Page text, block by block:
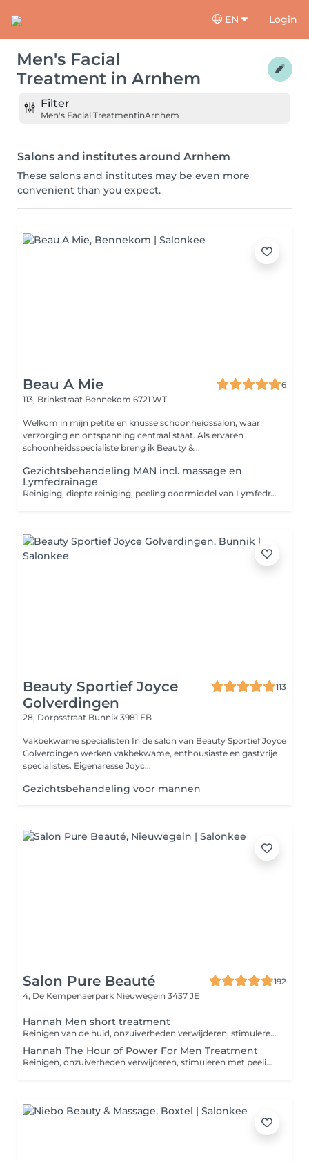
EN Login
Men's Facial
Treatment in Arnhem
Filter
Men's Facial TreatmentinArnhem
Salons and institutes around Arnhem
These salons and institutes may be even more
convenient than you expect.
Beau A Mie
6
113, Brinkstraat Bennekom 6721 WT
Welkom in mijn petite en knusse schoonheidssalon, waar
verzorging en ontspanning centraal staat. Als ervaren
schoonheidsspecialiste breng ik Beauty &...
Gezichtsbehandeling MAN incl. massage en
Lymfedrainage
Reiniging, diepte reiniging, peeling doormiddel van Lymfedrainage, onzuiverheden verwijderen, manuele massage van gelaat hals schouders en nek, aangepast masker, affluitende dag of nacht verzorging
Beauty Sportief Joyce
Golverdingen
113
28, Dorpsstraat Bunnik 3981 EB
Vakbekwame specialisten In de salon van Beauty Sportief Joyce
Golverdingen werken vakbekwame, enthousiaste en gastvrije
specialistes. Eigenaresse Joyc...
Gezichtsbehandeling voor mannen
Salon Pure Beauté
192
4, De Kempenaerpark Nieuwegein 3437 JE
Hannah Men short treatment
Reinigen van de huid, onzuiverheden verwijderen, stimuleren met peeling/scrub, masker, herstellen en beschermen van de huid
Hannah The Hour of Power For Men Treatment
Reinigen, onzuiverheden verwijderen, stimuleren met peeling en scrub, klassieke massage, masker, herstellen en beschermen van de huid.